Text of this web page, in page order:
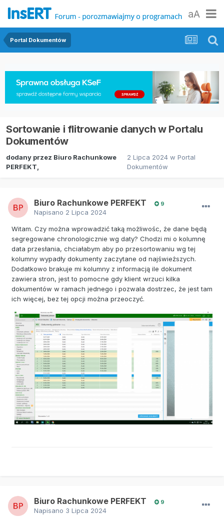
aA
Portal Dokumentów
Sortowanie i flitrowanie danych w Portalu
Dokumentów
dodany przez Biuro Rachunkowe
PERFEKT
2 Lipca 2024w Portal
Dokumentów
Biuro Rachunkowe PERFEKT 9
Napisano 2 Lipca 2024
Witam. Czy można wprowadzić taką możliwośc, że dane będą
segregowane chronologicznie wg daty? Chodzi mi o kolumnę
data przesłania, chciałabym aby po przesortowaniu wg tej
kolumny wypadły dokumenty zaczytane od najświeższych.
Dodatkowo brakuje mi kolumny z informacją ile dokument
zawiera stron, jest to pomocne gdy klient wrzuci kilka
dokumentów w ramach jednego i pozwala dostrzec, że jest tam
ich więcej, bez tej opcji można przeoczyć.
Biuro Rachunkowe PERFEKT 9
Napisano 3 Lipca 2024